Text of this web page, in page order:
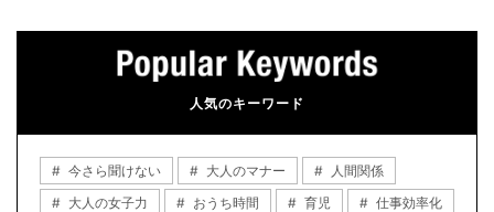
人気のキーワード
今さら聞けない 大人のマナー
人間関係
大人の女子力
おうち時間 育児
仕事効率化